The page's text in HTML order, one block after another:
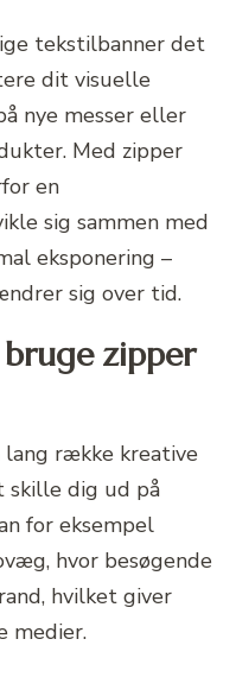
tekstilbanner det
dit visuelle
nye messer eller
Med zipper
en
sig sammen med
eksponering –
sig over tid.
zipper
række kreative
skille dig ud på
for eksempel
hvor besøgende
hvilket giver
medier.